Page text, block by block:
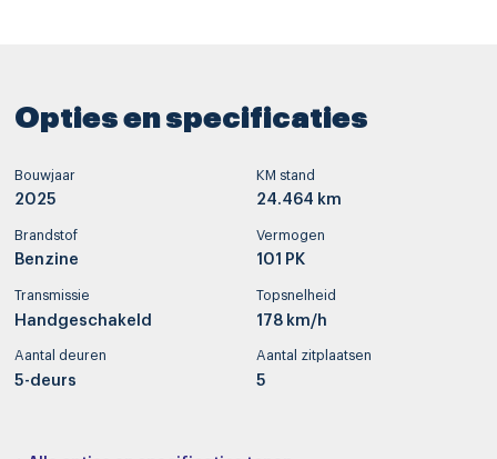
Opties en specificaties
Bouwjaar
2025
KM stand
24.464 km
Brandstof
Benzine
Vermogen
101 PK
Transmissie
Handgeschakeld
Topsnelheid
178 km/h
Aantal deuren
5-deurs
Aantal zitplaatsen
5
Interieurkleur Bekleding